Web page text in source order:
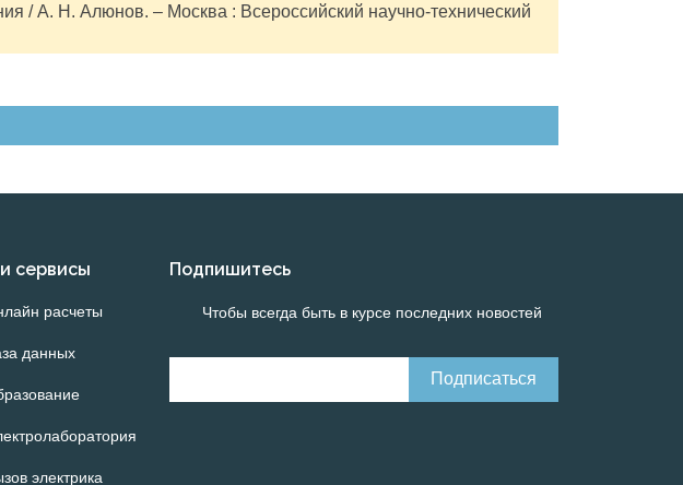
/ А. Н. Алюнов. – Москва : Всероссийский научно-технический
сервисы
расчеты
данных
электрика
Подпишитесь
Чтобы всегда быть в курсе последних новостей